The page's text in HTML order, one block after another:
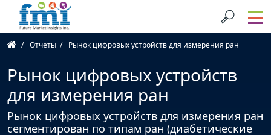
Отчеты Рынок цифровых устройств для измерения ран
Рынок цифровых устройств
для измерения ран
Рынок цифровых устройств для измерения ран
сегментирован по типам ран (диабетические